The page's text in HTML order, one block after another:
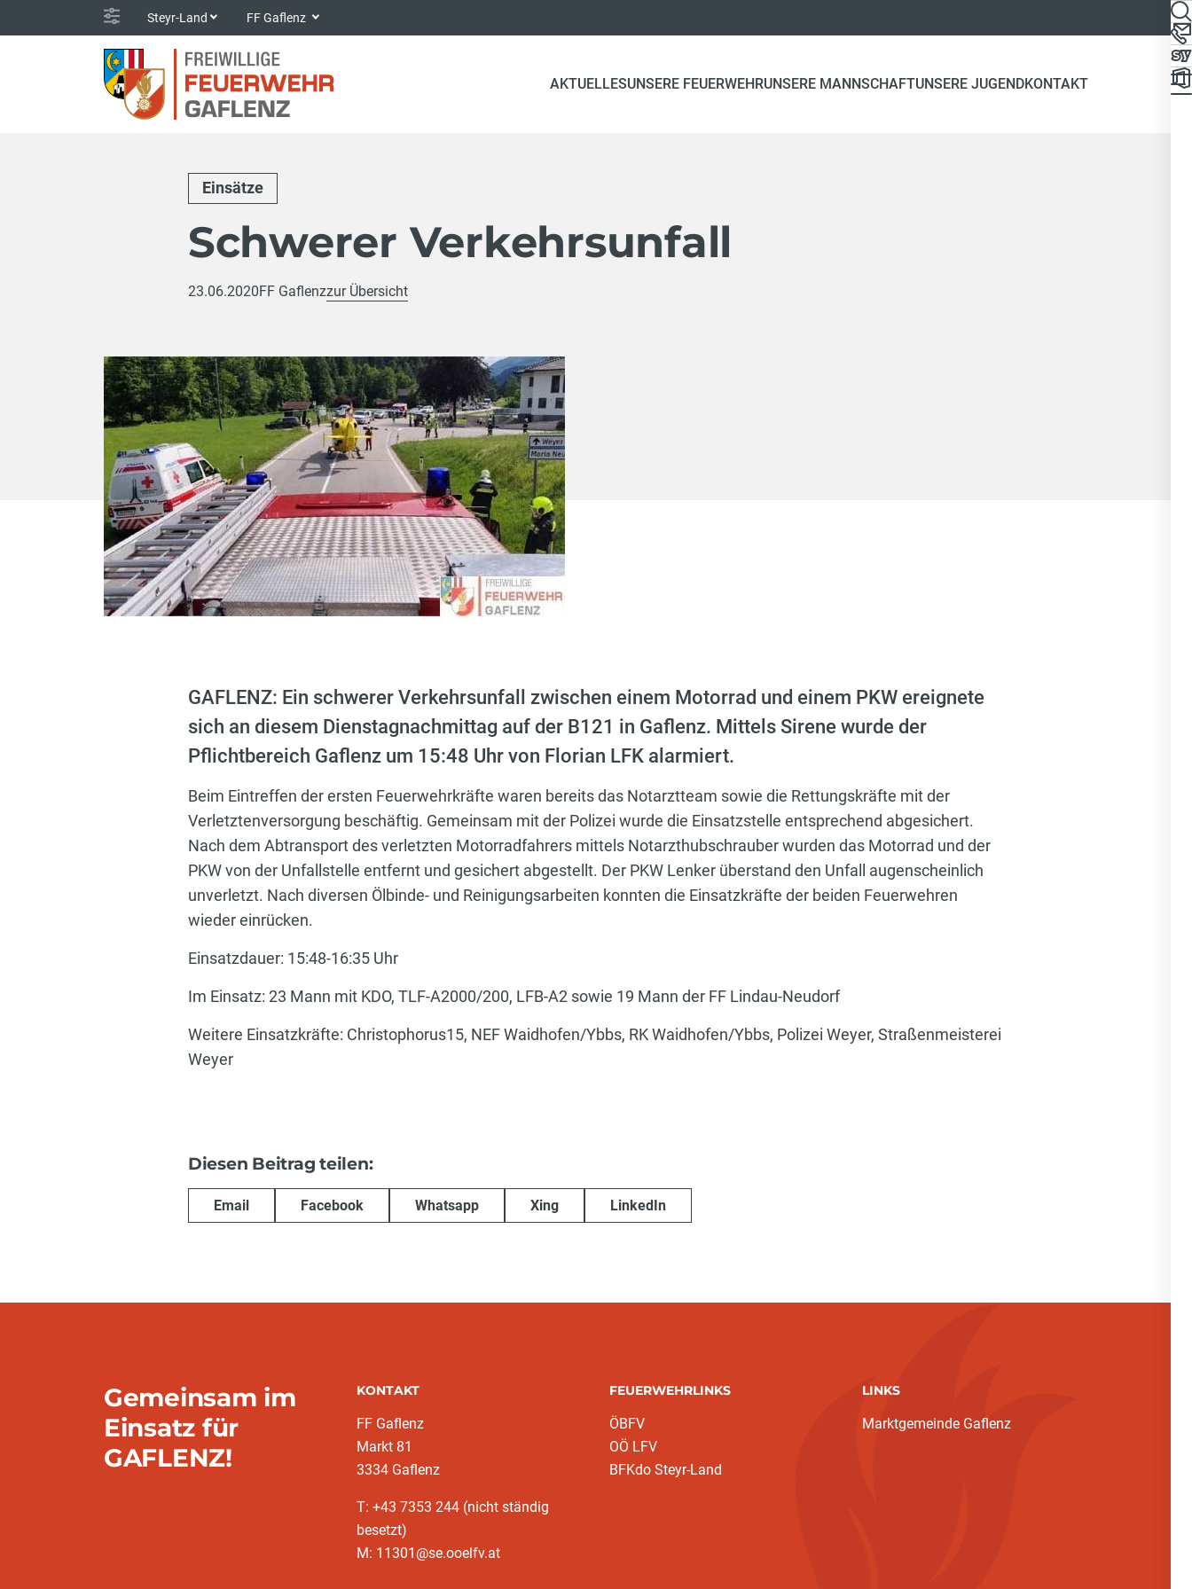
Steyr-Land FF Gaflenz
AKTUELLESUNSERE FEUERWEHRUNSERE MANNSCHAFTUNSERE JUGENDKONTAKT
Einsätze
Schwerer Verkehrsunfall
23.06.2020FF Gaflenzzur Übersicht
GAFLENZ: Ein schwerer Verkehrsunfall zwischen einem Motorrad und einem PKW ereignete
sich an diesem Dienstagnachmittag auf der B121 in Gaflenz. Mittels Sirene wurde der
Pflichtbereich Gaflenz um 15:48 Uhr von Florian LFK alarmiert.
Beim Eintreffen der ersten Feuerwehrkräfte waren bereits das Notarztteam sowie die Rettungskräfte mit der
Verletztenversorgung beschäftig. Gemeinsam mit der Polizei wurde die Einsatzstelle entsprechend abgesichert.
Nach dem Abtransport des verletzten Motorradfahrers mittels Notarzthubschrauber wurden das Motorrad und der
PKW von der Unfallstelle entfernt und gesichert abgestellt. Der PKW Lenker überstand den Unfall augenscheinlich
unverletzt. Nach diversen Ölbinde- und Reinigungsarbeiten konnten die Einsatzkräfte der beiden Feuerwehren
wieder einrücken.
Einsatzdauer: 15:48-16:35 Uhr
Im Einsatz: 23 Mann mit KDO, TLF-A2000/200, LFB-A2 sowie 19 Mann der FF Lindau-Neudorf
Weitere Einsatzkräfte: Christophorus15, NEF Waidhofen/Ybbs, RK Waidhofen/Ybbs, Polizei Weyer, Straßenmeisterei
Weyer
Diesen Beitrag teilen:
Email Facebook Whatsapp Xing LinkedIn
Gemeinsam im
Einsatz für
GAFLENZ!
KONTAKT
FF Gaflenz
Markt 81
3334 Gaflenz
T: +43 7353 244 (nicht ständig
besetzt)
M: 11301@se.ooelfv.at
FEUERWEHRLINKS
ÖBFV
OÖ LFV
BFKdo Steyr-Land
LINKS
Marktgemeinde Gaflenz